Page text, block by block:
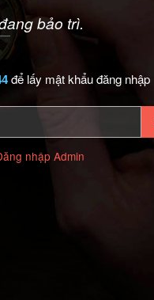
bảo trì.
để lấy mật khẩu đăng nhập
nhập Admin